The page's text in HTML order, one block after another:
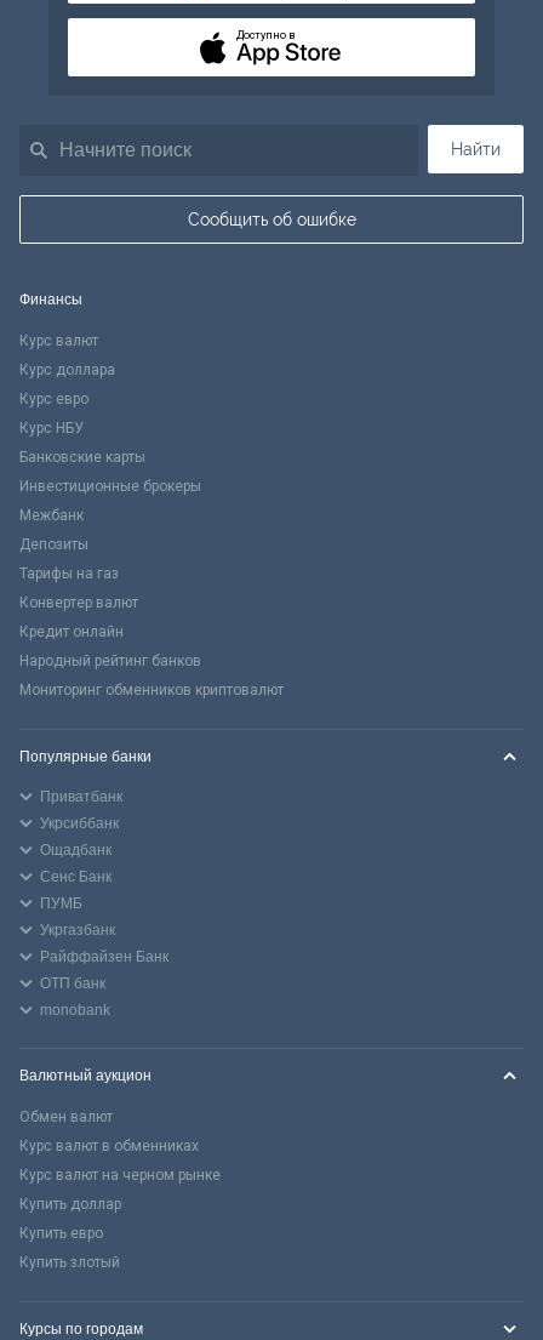
Найти
Сообщить об ошибке
Доступно в
Финансы
Курс валют
Курс доллара
Курс евро
Курс НБУ
Банковские карты
Инвестиционные брокеры
Межбанк
Депозиты
Тарифы на газ
Конвертер валют
Кредит онлайн
Народный рейтинг банков
Мониторинг обменников криптовалют
Популярные банки
Приватбанк
Укрсиббанк
Ощадбанк
Сенс Банк
ПУМБ
Укргазбанк
Райффайзен Банк
ОТП банк
monobank
Валютный аукцион
Обмен валют
Курс валют в обменниках
Курс валют на черном рынке
Купить доллар
Купить евро
Купить злотый
Курсы по городам